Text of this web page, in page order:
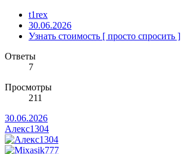
t1rex
30.06.2026
Узнать стоимость [ просто спросить ]
Ответы
7
Просмотры
211
30.06.2026
Алекс1304